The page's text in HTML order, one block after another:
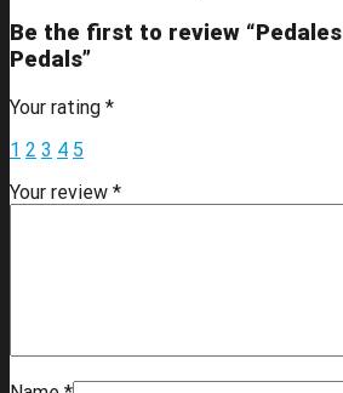
Be the first to review
Pedals”
Your rating *
1 2 3 4 5
Your review *